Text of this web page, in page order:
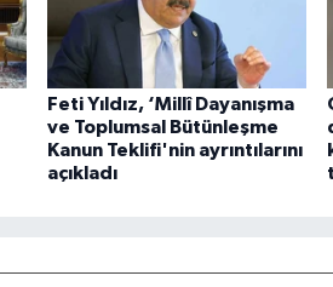
Feti Yıldız, ‘Millî Dayanışma
ve Toplumsal Bütünleşme
Kanun Teklifi'nin ayrıntılarını
açıkladı